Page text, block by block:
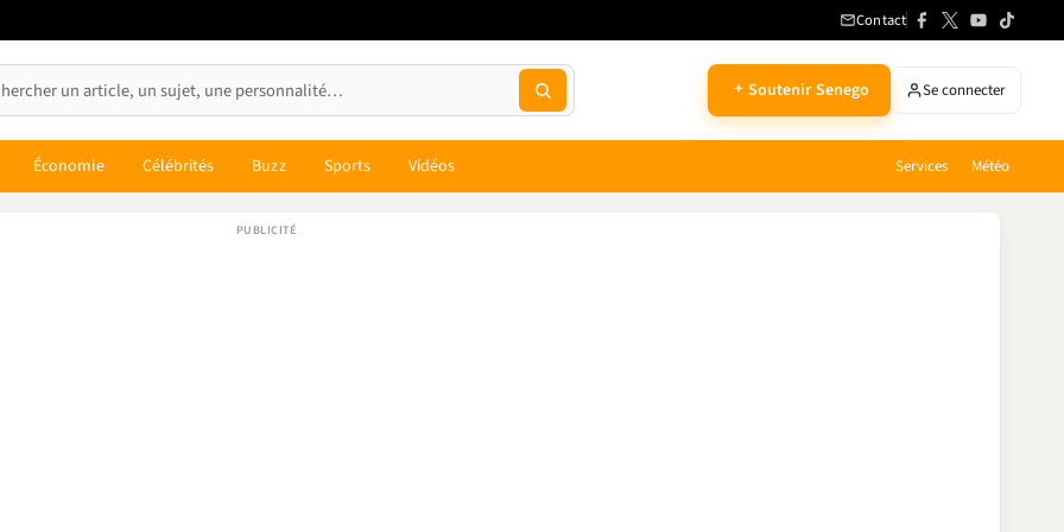
Contact
Soutenir Senego Se connecter
Économie Célébrités Buzz Sports Vidéos Services Météo